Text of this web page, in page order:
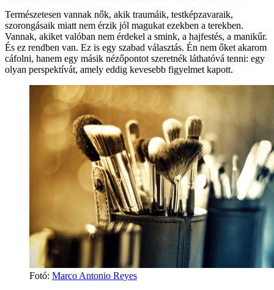
Természetesen vannak nők, akik traumáik, testképzavaraik,
szorongásaik miatt nem érzik jól magukat ezekben a terekben.
Vannak, akiket valóban nem érdekel a smink, a hajfestés, a manikűr.
És ez rendben van. Ez is egy szabad választás. Én nem őket akarom
cáfolni, hanem egy másik nézőpontot szeretnék láthatóvá tenni: egy
olyan perspektívát, amely eddig kevesebb figyelmet kapott.
Fotó: Marco Antonio Reyes